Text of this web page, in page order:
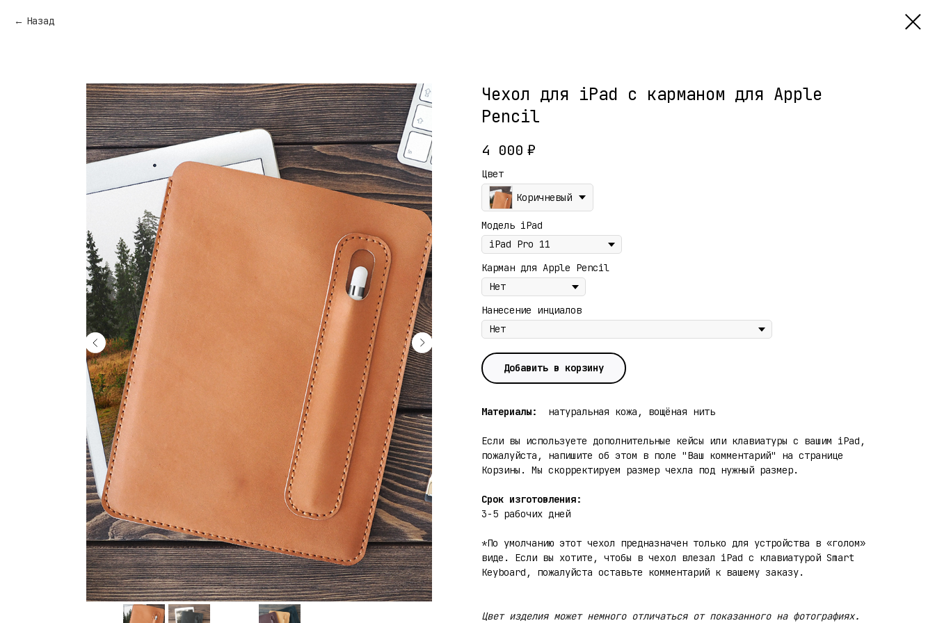
Назад
Чехол для iPad с карманом для Apple
Pencil
4 000 ₽
Цвет
Коричневый
Модель iPad
Карман для Apple Pencil
Нанесение инциалов
Добавить в корзину
Материалы: натуральная кожа, вощёная нить
Если вы используете дополнительные кейсы или клавиатуры с вашим iPad,
пожалуйста, напишите об этом в поле "Ваш комментарий" на странице
Корзины. Мы скорректируем размер чехла под нужный размер.
Срок изготовления:
3-5 рабочих дней
*По умолчанию этот чехол предназначен только для устройства в «голом»
виде. Если вы хотите, чтобы в чехол влезал iPad с клавиатурой Smart
Keyboard, пожалуйста оставьте комментарий к вашему заказу.
Цвет изделия может немного отличаться от показанного на фотографиях.